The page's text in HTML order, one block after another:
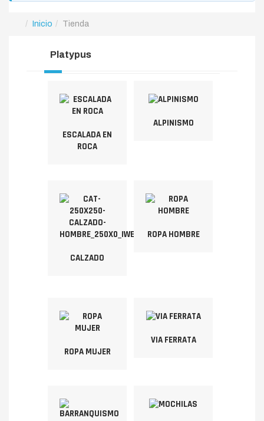
Inicio Tienda
Platypus
ESCALADA EN
ROCA
ALPINISMO
CALZADO
ROPA HOMBRE
ROPA MUJER
VIA FERRATA